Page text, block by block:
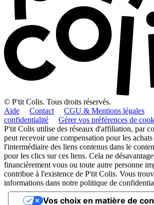
© P'tit Colis. Tous droits réservés.
Aide
Contact CGU & Mentions légales
confidentialité
Gérer vos préférences de
P'tit Colis utilise des réseaux d'affiliation, par
peut recevoir une compensation pour les
l'intermédiaire des liens contenus dans le
pour les clics sur ces liens. Cela ne
financièrement vous ou toute autre personne
contribue à l'existence de P'tit Colis. Vous
informations dans notre politique de
Vos choix en matière de